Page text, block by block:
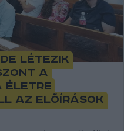
de létezik
a
életre
az előírások